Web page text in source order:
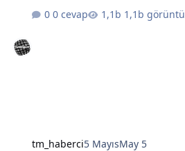
0 cevap
1,1b görüntü
tm_haberci5 MayısMay 5